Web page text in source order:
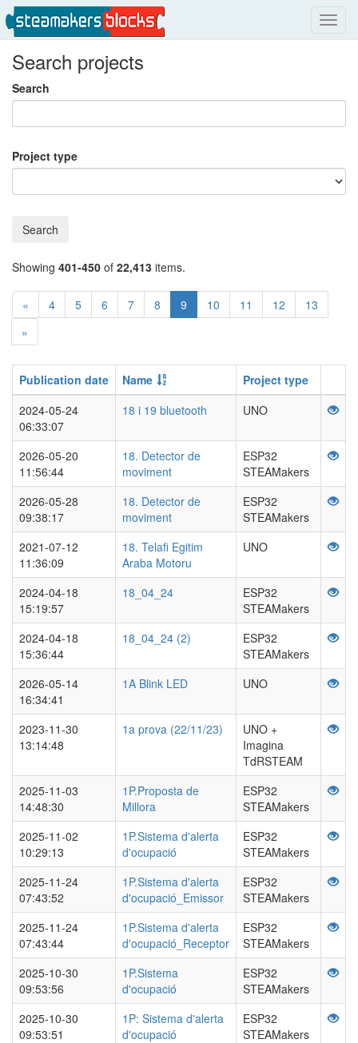
Search projects
Search
Project type
Search
Showing 401-450 of 22,413 items.
« 4 5 6 7 8 9 10 11 12
13
»
Publication date Name
Project type
2024-05-24
06:33:07
18 i 19 bluetooth UNO
2026-05-20
11:56:44
18. Detector de
moviment
ESP32
STEAMakers
2026-05-28
09:38:17
18. Detector de
moviment
ESP32
STEAMakers
2021-07-12
11:36:09
18. Telafi Egitim
Araba Motoru
UNO
2024-04-18
15:19:57
18_04_24
ESP32
STEAMakers
2024-04-18
15:36:44
18_04_24 (2)
ESP32
STEAMakers
2026-05-14
16:34:41
1A Blink LED UNO
2023-11-30
13:14:48
1a prova (22/11/23)
UNO +
Imagina
TdRSTEAM
2025-11-03
14:48:30
1P.Proposta de
Millora
ESP32
STEAMakers
2025-11-02
10:29:13
1P.Sistema d'alerta
d'ocupació
ESP32
STEAMakers
2025-11-24
07:43:52
1P.Sistema d'alerta
d'ocupació_Emissor
ESP32
STEAMakers
2025-11-24
07:43:44
1P.Sistema d'alerta
d'ocupació_Receptor
ESP32
STEAMakers
2025-10-30
09:53:56
1P.Sistema
d'ocupació
ESP32
STEAMakers
2025-10-30
09:53:51
1P: Sistema d'alerta
d'ocupació
ESP32
STEAMakers